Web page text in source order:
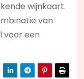
wijnkaart.
van
voor een